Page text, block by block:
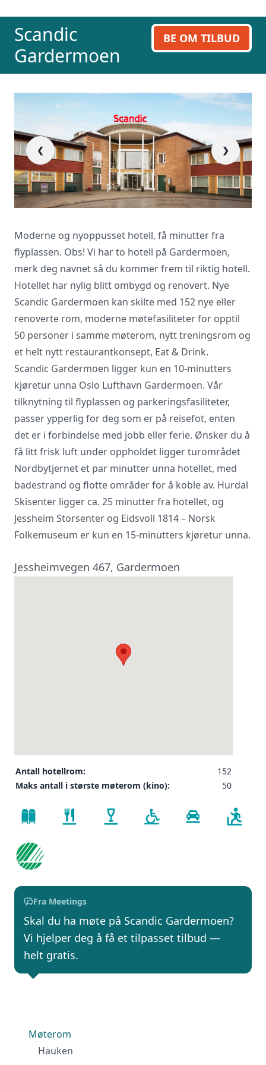
Scandic
Gardermoen
BE OM TILBUD
❮ ❯
Moderne og nyoppusset hotell, få minutter fra
flyplassen. Obs! Vi har to hotell på Gardermoen,
merk deg navnet så du kommer frem til riktig hotell.
Hotellet har nylig blitt ombygd og renovert. Nye
Scandic Gardermoen kan skilte med 152 nye eller
renoverte rom, moderne møtefasiliteter for opptil
50 personer i samme møterom, nytt treningsrom og
et helt nytt restaurantkonsept, Eat & Drink.
Scandic Gardermoen ligger kun en 10-minutters
kjøretur unna Oslo Lufthavn Gardermoen. Vår
tilknytning til flyplassen og parkeringsfasiliteter,
passer ypperlig for deg som er på reisefot, enten
det er i forbindelse med jobb eller ferie. Ønsker du å
få litt frisk luft under oppholdet ligger turområdet
Nordbytjernet et par minutter unna hotellet, med
badestrand og flotte områder for å koble av. Hurdal
Skisenter ligger ca. 25 minutter fra hotellet, og
Jessheim Storsenter og Eidsvoll 1814 – Norsk
Folkemuseum er kun en 15-minutters kjøretur unna.
Jessheimvegen 467, Gardermoen
Antall hotellrom:
152
Maks antall i største møterom (kino):
50
Fra Meetings
Skal du ha møte på Scandic Gardermoen?
Vi hjelper deg å få et tilpasset tilbud —
helt gratis.
Møterom
Hauken
Vi innhenter uforpliktende tilbud, gir
råd og forhandler priser og
betingelser, bestiller på ønsket sted,
gjennomgår kontrakt og følger opp
viktige frister. Tjenesten er kostnadsfri
for deg som kunde, og det er ingen
påslag i prisene.
LUKK VINDU SEND FORESPØRSEL